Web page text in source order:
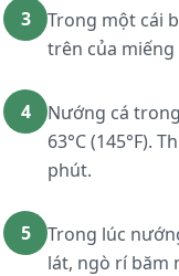
3
Trong một cái
trên của
4
Nướng cá
63°C (145°F).
phút.
5
Trong lúc
lát, ngò rí băm